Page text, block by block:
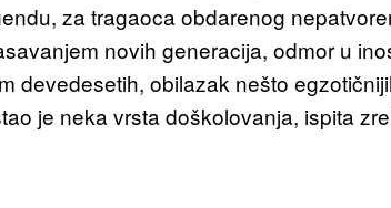
za tragaoca obdarenog
novih generacija, odmor u
devedesetih, obilazak nešto
je neka vrsta doškolovanja, ispita